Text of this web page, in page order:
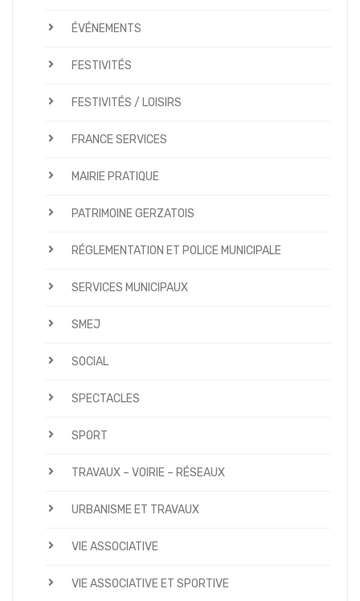
ÉVÉNEMENTS
FESTIVITÉS
FESTIVITÉS / LOISIRS
FRANCE SERVICES
MAIRIE PRATIQUE
PATRIMOINE GERZATOIS
RÉGLEMENTATION ET POLICE MUNICIPALE
SERVICES MUNICIPAUX
SMEJ
SOCIAL
SPECTACLES
SPORT
TRAVAUX – VOIRIE – RÉSEAUX
URBANISME ET TRAVAUX
VIE ASSOCIATIVE
VIE ASSOCIATIVE ET SPORTIVE